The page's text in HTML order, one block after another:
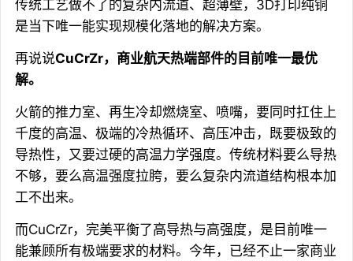
传统工艺做不了的复杂内流道、超薄壁，3D打印纯铜
是当下唯一能实现规模化落地的解决方案。
再说说CuCrZr，商业航天热端部件的目前唯一最优
解。
火箭的推力室、再生冷却燃烧室、喷嘴，要同时扛住上
千度的高温、极端的冷热循环、高压冲击，既要极致的
导热性，又要过硬的高温力学强度。传统材料要么导热
不够，要么高温强度拉胯，要么复杂内流道结构根本加
工不出来。
而CuCrZr，完美平衡了高导热与高强度，是目前唯一
能兼顾所有极端要求的材料。今年，已经不止一家商业